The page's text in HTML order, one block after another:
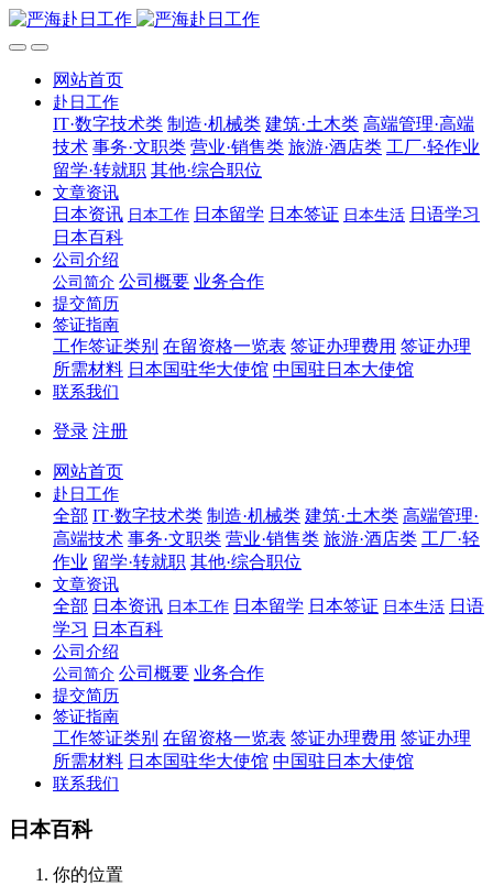
网站首页
赴日工作
IT·数字技术类 制造·机械类 建筑·土木类 高端管理·高端
技术 事务·文职类 营业·销售类 旅游·酒店类 工厂·轻作业
留学·转就职 其他·综合职位
文章资讯
日本资讯 日本工作 日本留学 日本签证 日本生活 日语学习
日本百科
公司介绍
公司简介 公司概要 业务合作
提交简历
签证指南
工作签证类别 在留资格一览表 签证办理费用 签证办理
所需材料 日本国驻华大使馆 中国驻日本大使馆
联系我们
登录 注册
网站首页
赴日工作
全部 IT·数字技术类 制造·机械类 建筑·土木类 高端管理·
高端技术 事务·文职类 营业·销售类 旅游·酒店类 工厂·轻
作业 留学·转就职 其他·综合职位
文章资讯
全部 日本资讯 日本工作 日本留学 日本签证 日本生活 日语
学习 日本百科
公司介绍
公司简介 公司概要 业务合作
提交简历
签证指南
工作签证类别 在留资格一览表 签证办理费用 签证办理
所需材料 日本国驻华大使馆 中国驻日本大使馆
联系我们
日本百科
你的位置